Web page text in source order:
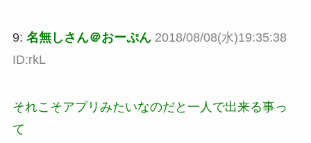
9: 名無しさん＠おーぷん 2018/08/08(水)19:35:38
ID:rkL
それこそアプリみたいなのだと一人で出来る事っ
て